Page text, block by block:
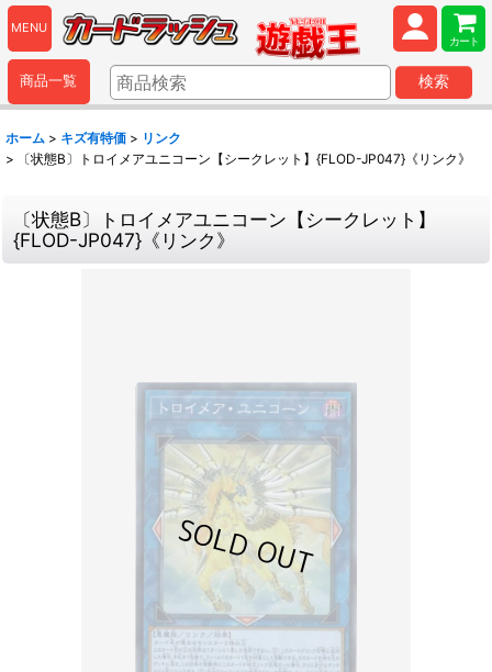
MENU
カート
商品一覧 検索
ホーム > キズ有特価 > リンク
>
〔状態B〕トロイメアユニコーン【シークレット】{FLOD-JP047}《リンク》
〔状態B〕トロイメアユニコーン【シークレット】
{FLOD-JP047}《リンク》